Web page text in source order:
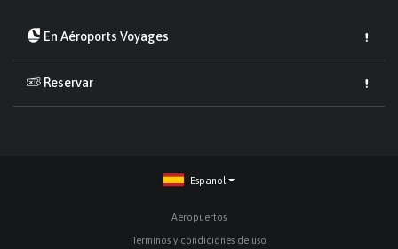
En Aéroports Voyages
Reservar
Espanol
Aeropuertos
Términos y condiciones de uso